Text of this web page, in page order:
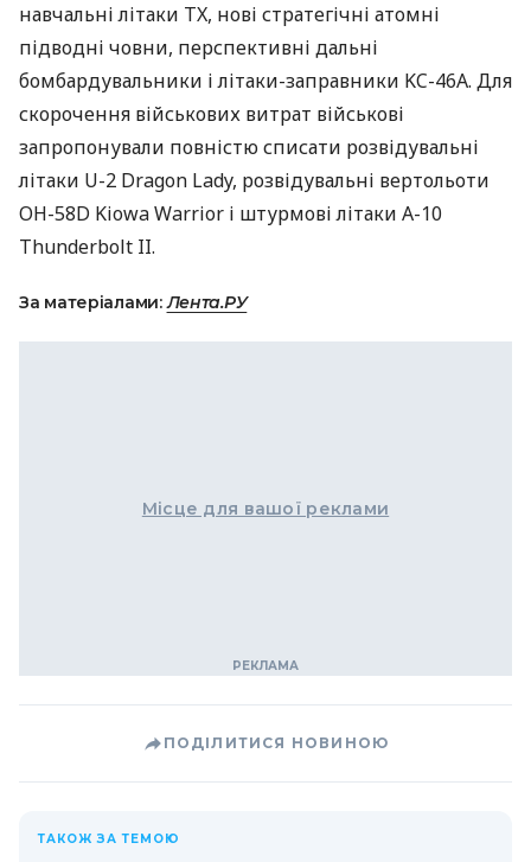
навчальні літаки TX, нові стратегічні атомні
підводні човни, перспективні дальні
бомбардувальники і літаки-заправники KC-46A. Для
скорочення військових витрат військові
запропонували повністю списати розвідувальні
літаки U-2 Dragon Lady, розвідувальні вертольоти
OH-58D Kiowa Warrior і штурмові літаки A-10
Thunderbolt II.
За матеріалами:Лента.РУ
Місце для вашої реклами
ПОДІЛИТИСЯ НОВИНОЮ
ТАКОЖ ЗА ТЕМОЮ